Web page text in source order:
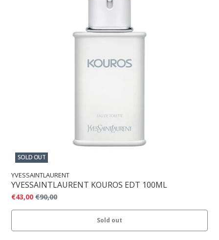
SOLD OUT
YVESSAINTLAURENT
YVESSAINTLAURENT KOUROS EDT 100ML
€43,00 €90,00
Sold out